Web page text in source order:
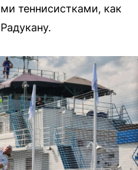
теннисистками, как